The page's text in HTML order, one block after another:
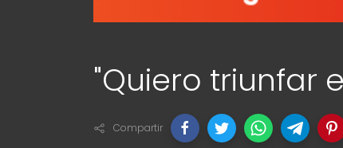
"Quiero triunfar
Compartir